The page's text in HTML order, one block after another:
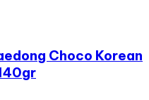
Choco Korean